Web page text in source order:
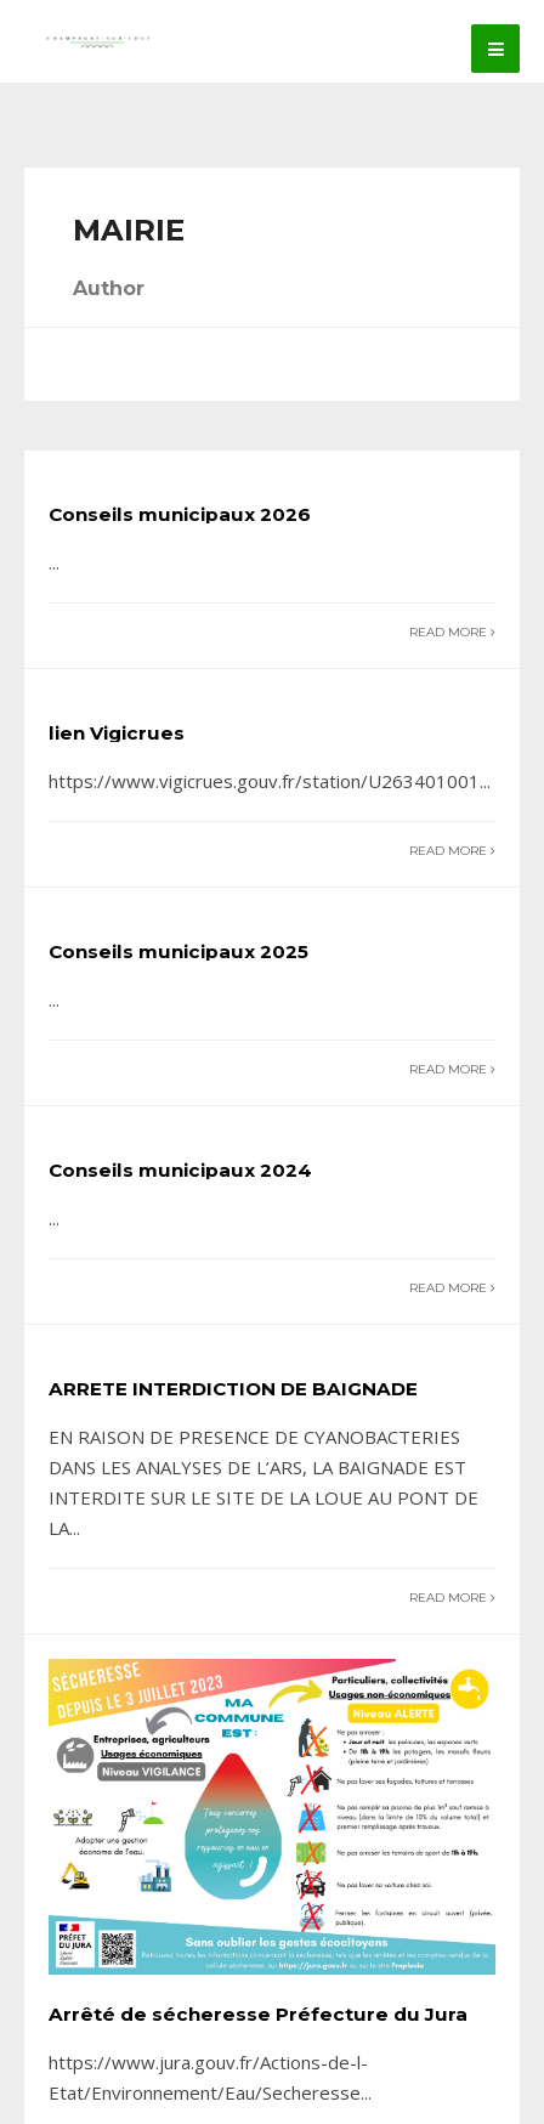
MAIRIE
Author
Conseils municipaux 2026
...
READ MORE
lien Vigicrues
https://www.vigicrues.gouv.fr/station/U263401001 ...
READ MORE
Conseils municipaux 2025
...
READ MORE
Conseils municipaux 2024
...
READ MORE
ARRETE INTERDICTION DE BAIGNADE
EN RAISON DE PRESENCE DE CYANOBACTERIES
DANS LES ANALYSES DE L’ARS, LA BAIGNADE EST
INTERDITE SUR LE SITE DE LA LOUE AU PONT DE
LA...
READ MORE
Arrêté de sécheresse Préfecture du Jura
https://www.jura.gouv.fr/Actions-de-l-
Etat/Environnement/Eau/Secheresse...